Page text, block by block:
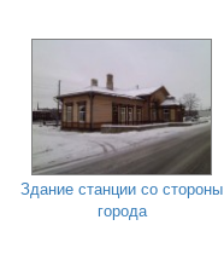
Здание станции со стороны
города